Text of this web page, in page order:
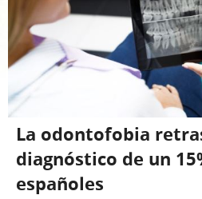
La odontofobia
diagnóstico de un
españoles